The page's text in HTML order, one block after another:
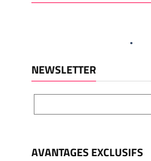
NEWSLETTER
AVANTAGES EXCLUSIFS